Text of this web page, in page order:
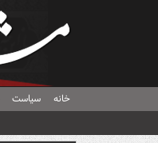
خانه سیاست